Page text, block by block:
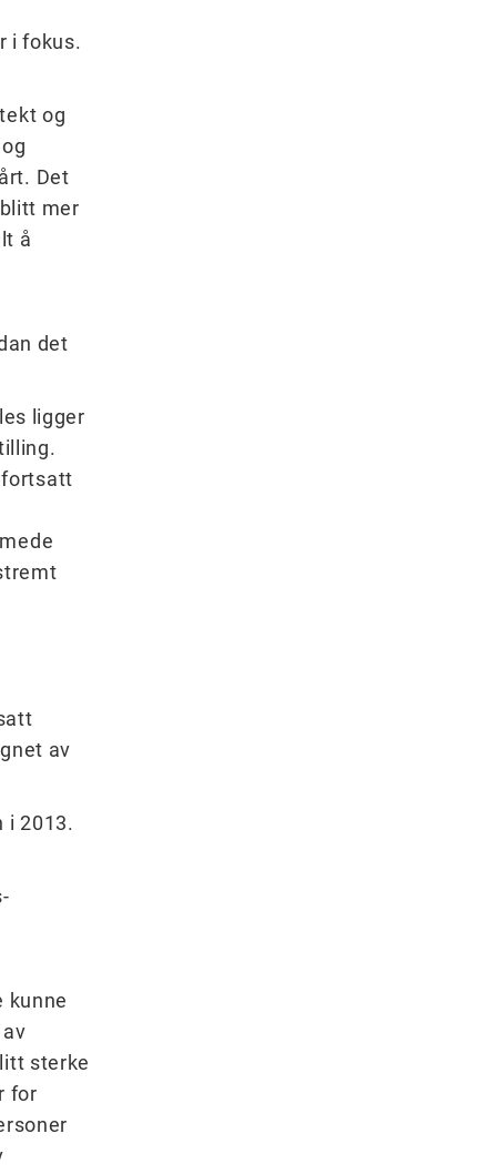
i fokus.
og
Det
mer
å
det
ligger
fortsatt
av
i 2013.
kunne
sterke
for